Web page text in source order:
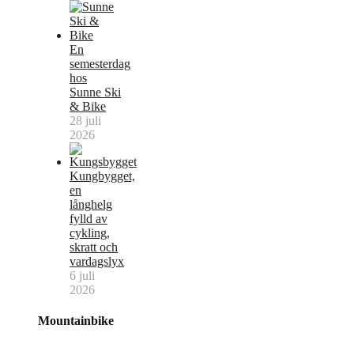
En
semesterdag
hos
Sunne Ski
& Bike
28 juli
2026
Kungbygget,
en
långhelg
fylld av
cykling,
skratt och
vardagslyx
6 juli
2026
Mountainbike